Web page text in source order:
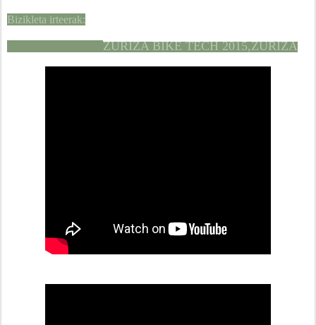
Bizikleta irteerak:
ZURIZA BIKE TECH 2015,ZURIZA